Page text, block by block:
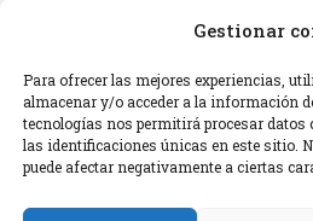
Gestionar
Para ofrecer las mejores experiencias,
almacenar y/o acceder a la información
tecnologías nos permitirá procesar
las identificaciones únicas en este sitio.
puede afectar negativamente a ciertas